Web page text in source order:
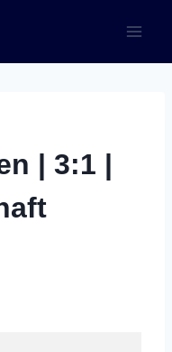
| 3:1 |